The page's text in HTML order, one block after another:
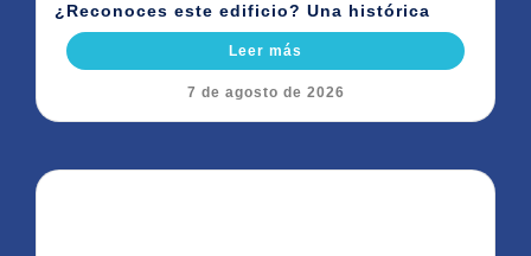
¿Reconoces este edificio? Una histórica
Leer más
7 de agosto de 2026